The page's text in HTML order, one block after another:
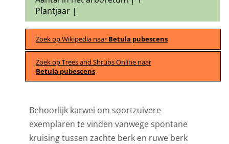
Plantjaar |
Zoek op Wikipedia naar Betula pubescens
Zoek op Trees and Shrubs Online naar
Betula pubescens
Behoorlijk karwei om soortzuivere
exemplaren te vinden vanwege spontane
kruising tussen zachte berk en ruwe berk